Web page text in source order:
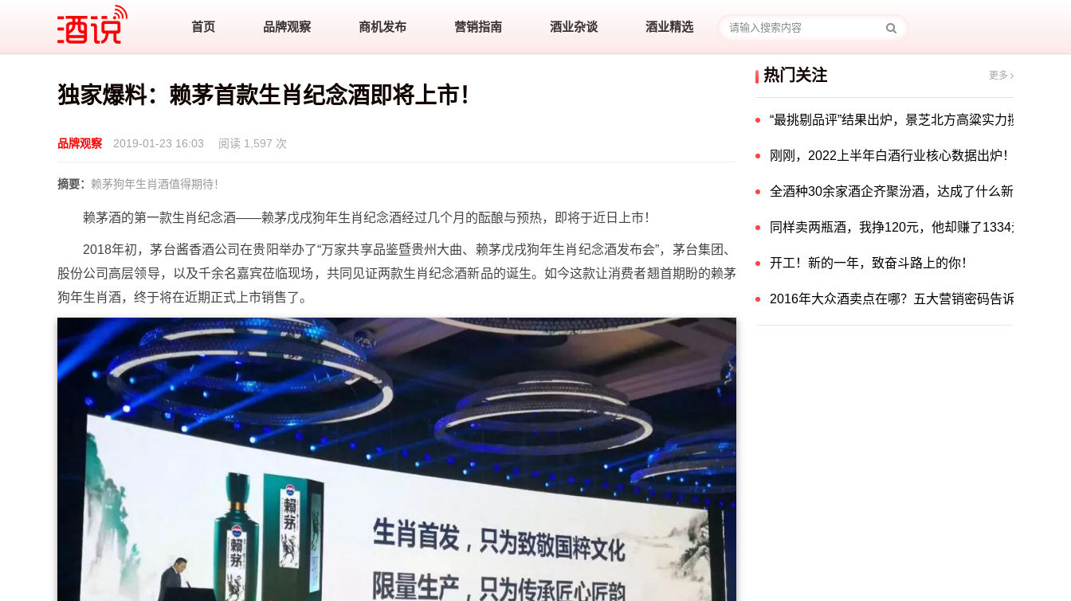
酒说
首页 品牌观察 商机发布 营销指南 酒业杂谈 酒业精选
独家爆料：赖茅首款生肖纪念酒即将上市！
品牌观察 2019-01-23 16:03 阅读 1,597 次
摘要： 赖茅狗年生肖酒值得期待！
赖茅酒的第一款生肖纪念酒——赖茅戊戌狗年生肖纪念酒经过几个月的酝酿与预热，即将于近日上市！
2018年初，茅台酱香酒公司在贵阳举办了“万家共享品鉴暨贵州大曲、赖茅戊戌狗年生肖纪念酒发布会”，茅台集团、
股份公司高层领导，以及千余名嘉宾莅临现场，共同见证两款生肖纪念酒新品的诞生。如今这款让消费者翘首期盼的赖茅
狗年生肖酒，终于将在近期正式上市销售了。
热门关注 更多
“最挑剔品评”结果出炉，景芝北方高粱实力揽获中国
刚刚，2022上半年白酒行业核心数据出炉！
全酒种30余家酒企齐聚汾酒，达成了什么新共识？
同样卖两瓶酒，我挣120元，他却赚了1334元！他
开工！新的一年，致奋斗路上的你！
2016年大众酒卖点在哪？五大营销密码告诉你答案！